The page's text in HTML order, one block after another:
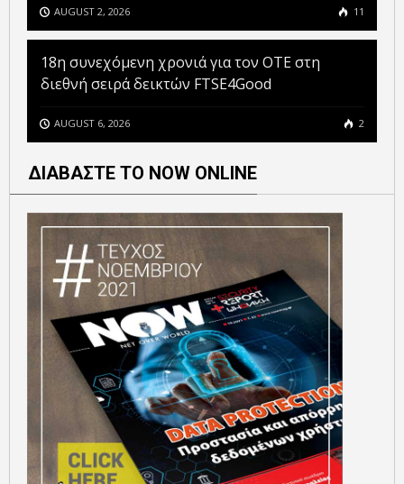
AUGUST 2, 2026 11
18η συνεχόμενη χρονιά για τον ΟΤΕ στη
διεθνή σειρά δεικτών FTSE4Good
AUGUST 6, 2026 2
ΔΙΑΒΑΣΤΕ ΤΟ NOW ONLINE